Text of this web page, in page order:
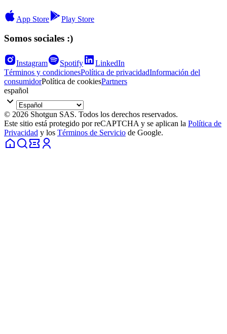
App Store Play Store
Somos sociales :)
Instagram Spotify
LinkedIn
Términos y condicionesPolítica de privacidadInformación del
consumidorPolítica de cookiesPartners
español
© 2026 Shotgun SAS. Todos los derechos reservados.
Este sitio está protegido por reCAPTCHA y se aplican la Política de
Privacidad y los Términos de Servicio de Google.